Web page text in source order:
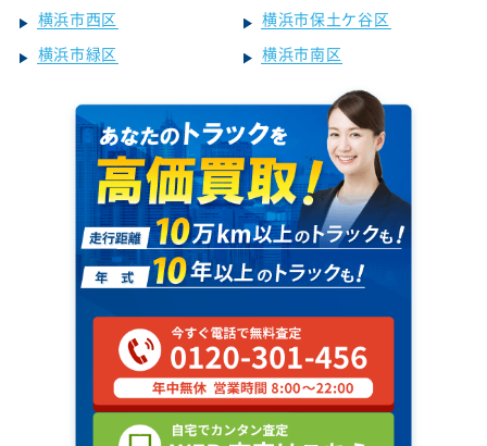
横浜市西区
横浜市保土ケ谷区
横浜市緑区
横浜市南区